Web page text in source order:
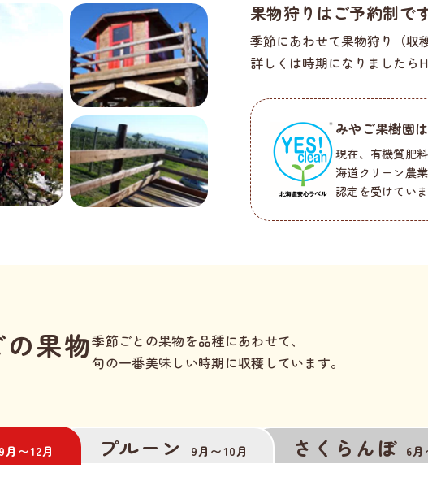
果物狩りはご予約制で
季節にあわせて果物狩り（収
詳しくは時期になりましたら
みやご果樹園
現在、有機質肥
海道クリーン農
認定を受けていま
果物季節ごとの果物を品種にあわせて、
旬の一番美味しい時期に収穫しています。
9月〜12月 プルーン 9月〜10月 さくらんぼ 6月